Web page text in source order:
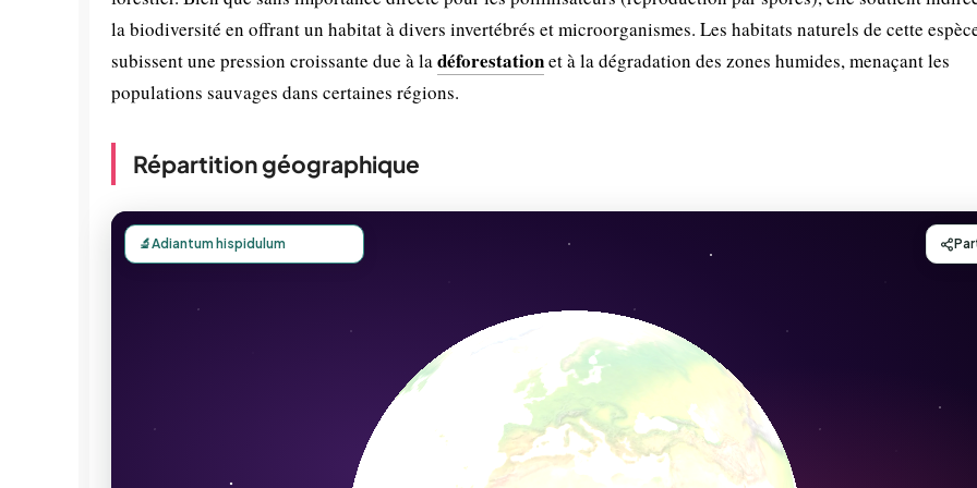
la biodiversité en offrant un habitat à divers invertébrés et microorganismes. Les habitats naturels de cette
subissent une pression croissante due à ladéforestationet à la dégradation des zones humides, menaçant les
populations sauvages dans certaines régions.
Répartition géographique